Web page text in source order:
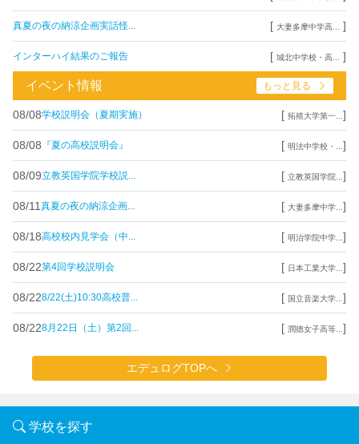
真夏の夜の納涼企画実話怪... [ 大妻多摩中学高... ]
インターハイ結果のご報告 [ 城北中学校・高... ]
イベント情報 もっと見る
08/08学校説明会（夏期実施） [ 拓殖大学第一... ]
08/08 『夏の高校説明会』 [ 明法中学校・... ]
08/09立教英国学院学校説... [ 立教英国学院... ]
08/11 真夏の夜の納涼企画... [ 大妻多摩中学... ]
08/18高校校内見学会（中... [ 明治学院中学... ]
08/22第4回学校説明会 [ 日本工業大学... ]
08/228/22(土)10:30高校普... [ 国立音楽大学... ]
08/228月22日（土）第2回... [ 潤徳女子高等... ]
エデュログTOPへ
学校を探す